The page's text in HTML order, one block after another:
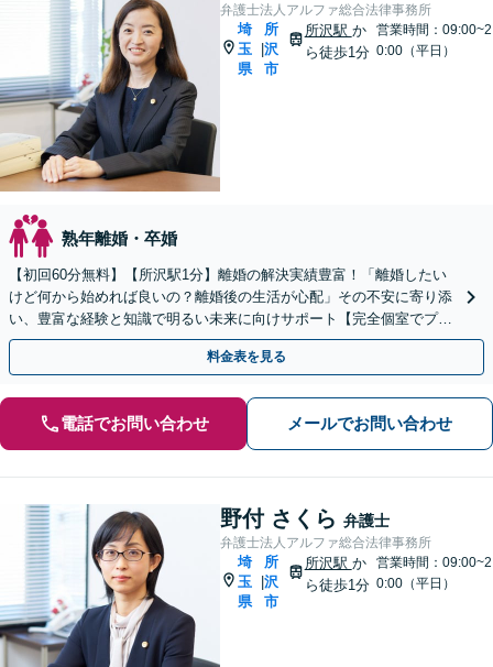
弁護士法人アルファ総合法律事務所
埼
玉
県
所
沢
市
所沢駅 か
ら徒歩1分
営業時間：09:00~2
0:00（平日）
熟年離婚・卒婚
【初回60分無料】【所沢駅1分】離婚の解決実績豊富！「離婚したい
けど何から始めれば良いの？離婚後の生活が心配」その不安に寄り添
い、豊富な経験と知識で明るい未来に向けサポート【完全個室でプラ
イバシー配慮】
料金表を見る
電話でお問い合わせ メールでお問い合わせ
野付 さくら 弁護士
弁護士法人アルファ総合法律事務所
埼
玉
県
所
沢
市
所沢駅 か
ら徒歩1分
営業時間：09:00~2
0:00（平日）